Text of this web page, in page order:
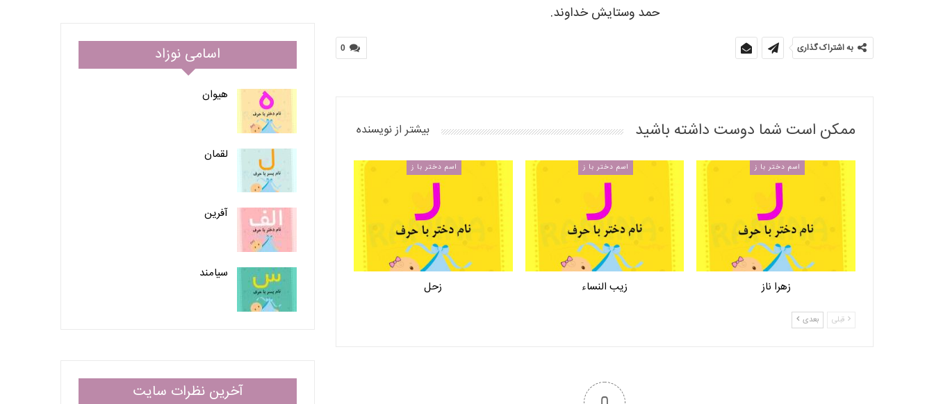
حمد وستایش خداوند.
0 به اشتراک گذاری
ممکن است شما دوست داشته باشید بیشتر از نویسنده
اسم دختر با ز
زهرا ناز
اسم دختر با ز
زیب النساء
اسم دختر با ز
زحل
قبلی بعدی
اسامی نوزاد
هیوان
لقمان
آفرین
سیامند
آخرین نظرات سایت